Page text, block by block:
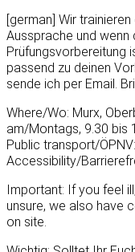
[german] Wir
Aussprache und wenn
Prüfungsvorbereitung
passend zu deinen
sende ich per Email.
Where/Wo: Murx,
am/Montags, 9.30 bis
Public transport/
Accessibility/
Important: If you feel
unsure, we also have
on site.